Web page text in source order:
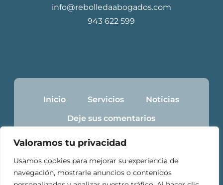
Valoramos tu privacidad
Usamos cookies para mejorar su experiencia de
navegación, mostrarle anuncios o contenidos
info@rebolledaabogados.com
943 622 599
Inicio Servicios
Noticias
Deje sus comentarios
Contacto y consultas